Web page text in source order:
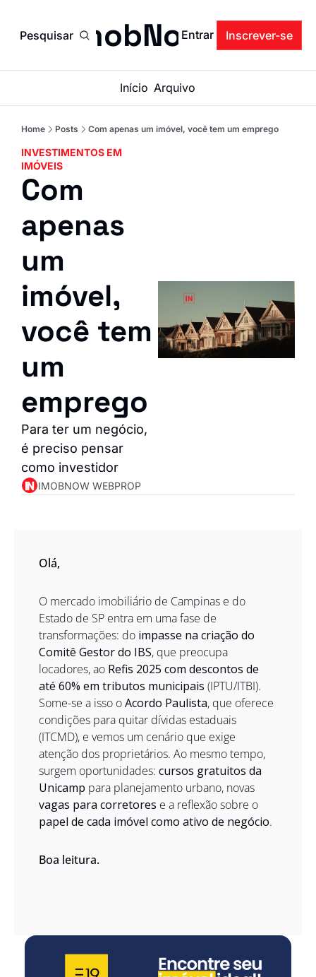
PesquisarImobNow
Entrar Inscrever-se
Início Arquivo
Home Posts Com apenas um imóvel, você tem um emprego
INVESTIMENTOS EM
IMÓVEIS
Com
apenas
um
imóvel,
você tem
um
emprego
Para ter um negócio,
é preciso pensar
como investidor
IMOBNOW WEBPROP
Olá,
O mercado imobiliário de Campinas e do
Estado de SP entra em uma fase de
transformações: do impasse na criação do
Comitê Gestor do IBS, que preocupa
locadores, ao Refis 2025 com descontos de
até 60% em tributos municipais (IPTU/ITBI).
Some-se a isso o Acordo Paulista, que oferece
condições para quitar dívidas estaduais
(ITCMD), e vemos um cenário que exige
atenção dos proprietários. Ao mesmo tempo,
surgem oportunidades: cursos gratuitos da
Unicamp
vagas para corretores
papel de cada imóvel como ativo de negócio.
Boa leitura.